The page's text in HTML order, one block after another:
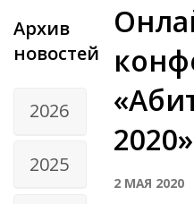
Архив
новостей
2026
2025
2020»
2 МАЯ 2020